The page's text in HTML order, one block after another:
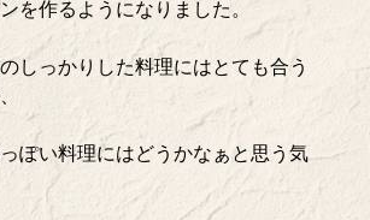
を作るようになりました。
しっかりした料理にはとても合う
ぽい料理にはどうかなぁと思う気